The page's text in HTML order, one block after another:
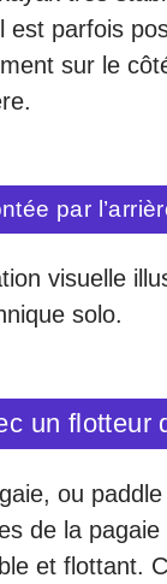
est parfois
sur le
par
visuelle
solo.
un flotteur
ou
de la
et flottant.